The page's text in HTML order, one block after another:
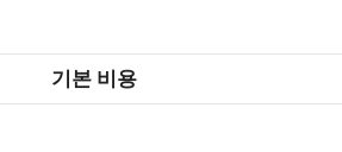
기본 비용